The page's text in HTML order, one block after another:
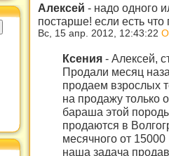
Алексей - надо одного
постарше! если есть
Вс, 15 апр. 2012, 12:43:22
Ксения - Алексей,
Продали месяц
продаем взрослых
на продажу только
бараша этой
продаются в
месячного от
наша задача